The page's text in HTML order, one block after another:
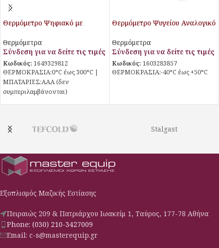
Θερμόμετρο Ψηφιακό με
Θερμόμετρα
Σύνδεση για να δείτε τις τιμές
Κωδικός: 1649329812
ΘΕΡΜΟΚΡΑΣΙΑ:0°C έως 300°C |
ΜΠΑΤΑΡΙΕΣ:AAA (δεν
συμπεριλαμβάνονται)
Θερμόμετρο Ψυγείου Αναλογικό
Θερμόμετρα
Σύνδεση για να δείτε τις τιμές
Κωδικός: 1603283857
ΘΕΡΜΟΚΡΑΣΙΑ:-40°C έως +50°C
Stalgast
Εξοπλισμός Μαζικής Εστίασης
Πειραιώς 209 & Πατριάρχου Ιωακείμ 1, Ταύρος, 177-78 Αθήνα
Phone: (030) 210-3427009
Email: c-s@masterequip.gr